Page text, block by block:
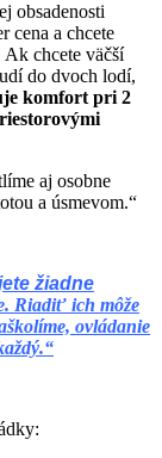
obsadenosti
cena a chcete
Ak chcete väčší
do dvoch lodí,
komfort pri 2
aj osobne
a úsmevom.“
žiadne
Riadiť ich môže
ovládanie